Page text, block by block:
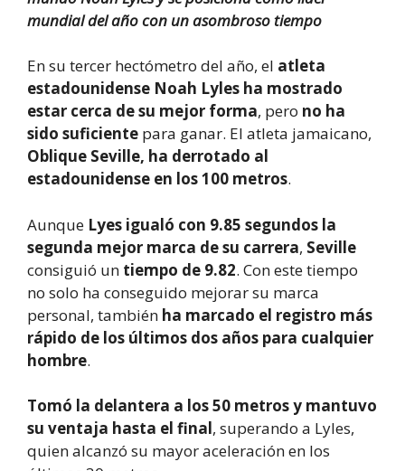
mundial del año con un asombroso tiempo
En su tercer hectómetro del año, el atleta
estadounidense Noah Lyles ha mostrado
estar cerca de su mejor forma, pero no ha
sido suficiente para ganar. El atleta jamaicano,
Oblique Seville, ha derrotado al
estadounidense en los 100 metros.
Aunque Lyes igualó con 9.85 segundos la
segunda mejor marca de su carrera, Seville
consiguió un tiempo de 9.82. Con este tiempo
no solo ha conseguido mejorar su marca
personal, también ha marcado el registro más
rápido de los últimos dos años para cualquier
hombre.
Tomó la delantera a los 50 metros y mantuvo
su ventaja hasta el final, superando a Lyles,
quien alcanzó su mayor aceleración en los